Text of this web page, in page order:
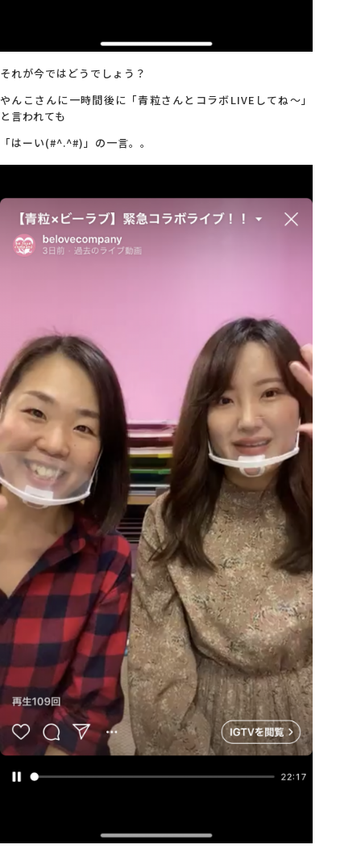
それが今ではどうでしょう？
やんこさんに一時間後に「青粒さんとコラボLIVEしてね～」
と言われても
「はーい(#^.^#)」の一言。。